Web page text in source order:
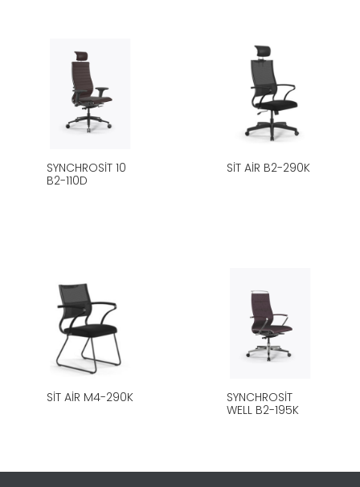
SYNCHROSIT 10
B2-110D
SIT AIR B2-290K
SIT AIR M4-290K
SYNCHROSIT
WELL B2-195K